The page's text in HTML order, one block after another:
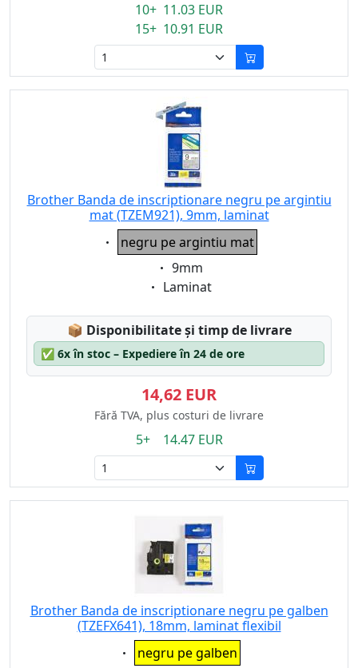
10+ 11.03 EUR
15+ 10.91 EUR
Brother Banda de inscriptionare negru pe argintiu
mat (TZEM921), 9mm, laminat
Eigenschaft:
negru pe argintiu mat
Eigenschaft:
9mm
Eigenschaft:
Laminat
📦 Lagerstatus:
Disponibilitate și timp de livrare
✅ 6x în stoc – Expediere în 24 de ore
14,62 EUR
Fără TVA, plus costuri de livrare
5+ 14.47 EUR
Brother Banda de inscriptionare negru pe galben
(TZEFX641), 18mm, laminat flexibil
Eigenschaft:
negru pe galben